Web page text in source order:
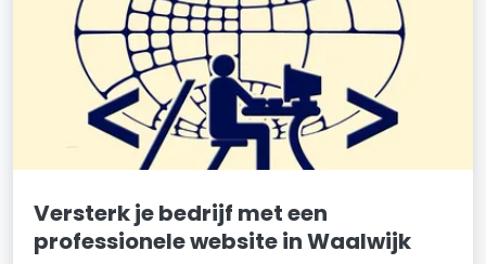
Versterk je bedrijf met een
professionele website in Waalwijk